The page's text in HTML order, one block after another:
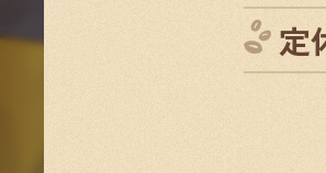
定